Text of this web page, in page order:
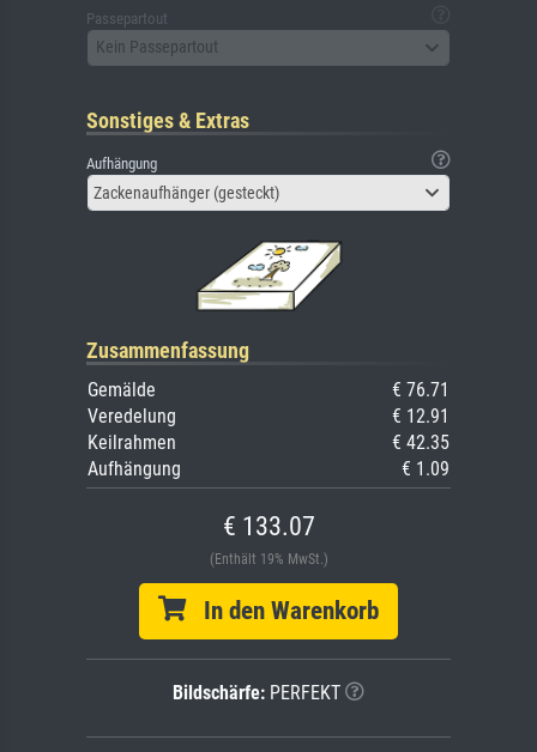
Passepartout
Kein Passepartout
Sonstiges & Extras
Aufhängung
Zackenaufhänger (gesteckt)
Zusammenfassung
Gemälde
€ 76.71
Veredelung
€ 12.91
Keilrahmen
€ 42.35
Aufhängung
€ 1.09
€ 133.07
(Enthält 19% MwSt.)
In den Warenkorb
Bildschärfe: PERFEKT